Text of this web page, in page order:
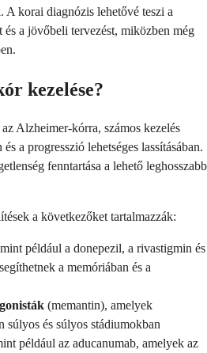
A korai diagnózis lehetővé teszi a
és a jövőbeli tervezést, miközben még
kezelése?
Alzheimer-kórra, számos kezelés
a progresszió lehetséges lassításában.
fenntartása a lehető leghosszabb
a következőket tartalmazzák:
például a donepezil, a rivastigmin és
a memóriában és a
(memantin), amelyek
súlyos és súlyos stádiumokban
például az aducanumab, amelyek az